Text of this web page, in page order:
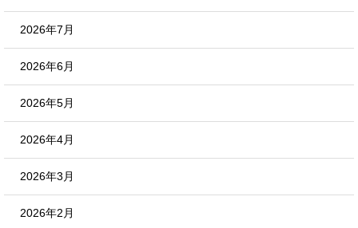
2026年7月
2026年6月
2026年5月
2026年4月
2026年3月
2026年2月